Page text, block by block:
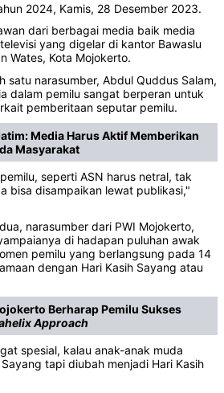
2024, Kamis, 28 Desember 2023.
dari berbagai media baik media
yang digelar di kantor Bawaslu
Wates, Kota Mojokerto.
satu narasumber, Abdul Quddus Salam,
dalam pemilu sangat berperan untuk
pemberitaan seputar pemilu.
Media Harus Aktif Memberikan
Masyarakat
seperti ASN harus netral, tak
bisa disampaikan lewat publikasi,"
narasumber dari PWI Mojokerto,
di hadapan puluhan awak
pemilu yang berlangsung pada 14
dengan Hari Kasih Sayang atau
Berharap Pemilu Sukses
Approach
spesial, kalau anak-anak muda
tapi diubah menjadi Hari Kasih